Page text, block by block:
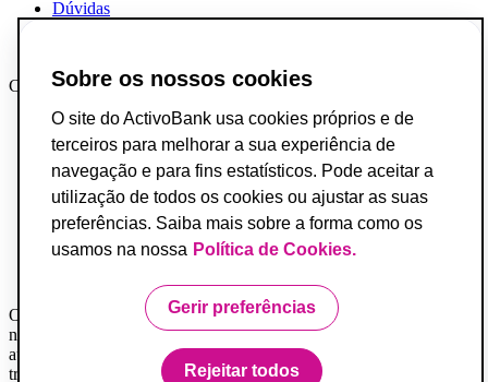
Dúvidas
Canais AB
App ActivoBank
App ActivoTrader
Metaverso
Incumprimento de Contratos de Crédito
Fundo de Garantia de Depósitos
Resolução Alternativa de Conflitos do Consumo
Livro de Reclamações
O Banco ActivoBank, S.A. é um intermediário financeiro registado
na Comissão do Mercado de Valores Mobiliários e encontra-se
autorizado a prestar os serviços de investimento de receção e
transmissão de ordens por conta de outrem.
Sobre os nossos cookies
O site do ActivoBank usa cookies próprios e de
terceiros para melhorar a sua experiência de
navegação e para fins estatísticos. Pode aceitar a
utilização de todos os cookies ou ajustar as suas
preferências. Saiba mais sobre a forma como os
usamos na nossa Política de Cookies.
Gerir preferências
Rejeitar todos